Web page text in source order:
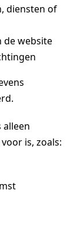
diensten of
de website
alleen
is, zoals: